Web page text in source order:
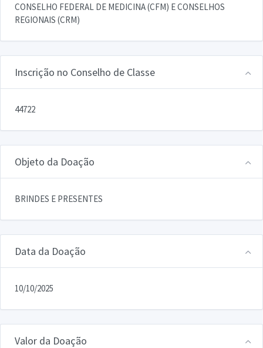
CONSELHO FEDERAL DE MEDICINA (CFM) E CONSELHOS
REGIONAIS (CRM)
Inscrição no Conselho de Classe
44722
Objeto da Doação
BRINDES E PRESENTES
Data da Doação
10/10/2025
Valor da Doação